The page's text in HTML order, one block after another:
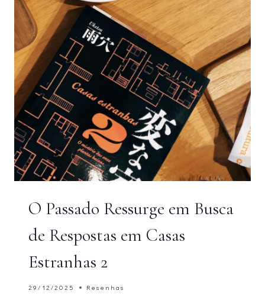
O Passado Ressurge em Busca
de Respostas em Casas
Estranhas 2
29/12/2025 Resenhas